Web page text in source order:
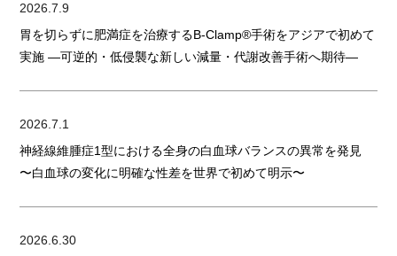
2026.7.9
胃を切らずに肥満症を治療するB-Clamp®手術をアジアで初めて
実施 ―可逆的・低侵襲な新しい減量・代謝改善手術へ期待―
2026.7.1
神経線維腫症1型における全身の白血球バランスの異常を発見
〜白血球の変化に明確な性差を世界で初めて明示〜
2026.6.30